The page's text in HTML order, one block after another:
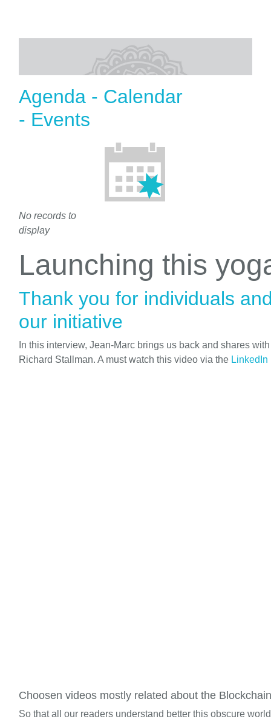
Agenda - Calendar
- Events
No records to
display
Launching this
Thank you for individuals
our initiative
In this interview, Jean-Marc brings us back and shares
Richard Stallman. A must watch this video via the LinkedIn
Choosen videos mostly related about the Blockchain
So that all our readers understand better this obscure